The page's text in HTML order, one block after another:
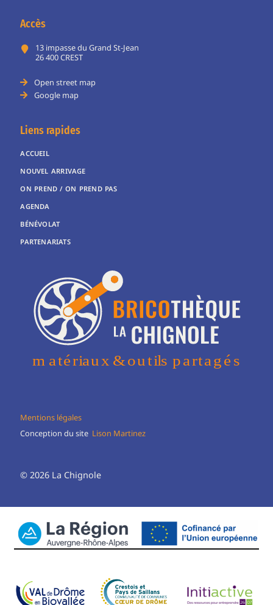
Mentions légales
Conception du site Lison Martinez
© 2026 La Chignole
Liens rapides
ACCUEIL
NOUVEL ARRIVAGE
ON PREND / ON PREND PAS
AGENDA
BÉNÉVOLAT
PARTENARIATS
Accès
13 impasse du Grand St-Jean
26 400 CREST
Open street map
Google map